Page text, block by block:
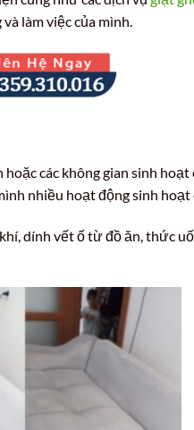
làm việc của mình.
các không gian sinh
nhiều hoạt động sinh
dính vết ố từ đồ ăn, thức